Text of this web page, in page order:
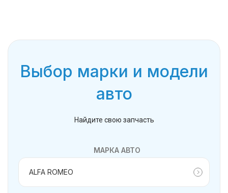
Выбор марки и модели
авто
Найдите свою запчасть
МАРКА АВТО